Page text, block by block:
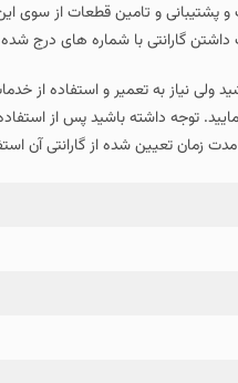
و پشتیبانی و تامین قطعات از سوی
گارانتی با شماره های درج شده
نیاز به تعمیر و استفاده از
توجه داشته باشید پس از
زمان تعیین شده از گارانتی آن